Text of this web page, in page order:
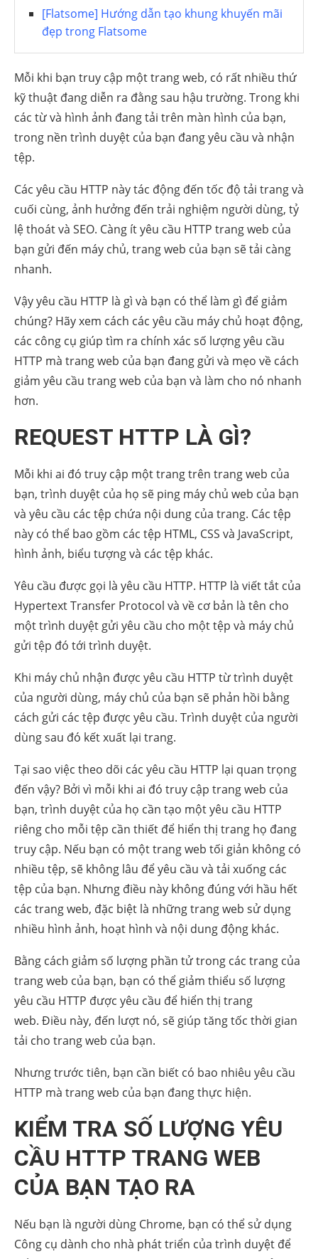
[Flatsome] Hướng dẫn tạo khung khuyến mãi
đẹp trong Flatsome
Mỗi khi bạn truy cập một trang web, có rất nhiều thứ
kỹ thuật đang diễn ra đằng sau hậu trường. Trong khi
các từ và hình ảnh đang tải trên màn hình của bạn,
trong nền trình duyệt của bạn đang yêu cầu và nhận
tệp.
Các yêu cầu HTTP này tác động đến tốc độ tải trang và
cuối cùng, ảnh hưởng đến trải nghiệm người dùng, tỷ
lệ thoát và SEO. Càng ít yêu cầu HTTP trang web của
bạn gửi đến máy chủ, trang web của bạn sẽ tải càng
nhanh.
Vậy yêu cầu HTTP là gì và bạn có thể làm gì để giảm
chúng? Hãy xem cách các yêu cầu máy chủ hoạt động,
các công cụ giúp tìm ra chính xác số lượng yêu cầu
HTTP mà trang web của bạn đang gửi và mẹo về cách
giảm yêu cầu trang web của bạn và làm cho nó nhanh
hơn.
REQUEST HTTP LÀ GÌ?
Mỗi khi ai đó truy cập một trang trên trang web của
bạn, trình duyệt của họ sẽ ping máy chủ web của bạn
và yêu cầu các tệp chứa nội dung của trang. Các tệp
này có thể bao gồm các tệp HTML, CSS và JavaScript,
hình ảnh, biểu tượng và các tệp khác.
Yêu cầu được gọi là yêu cầu HTTP. HTTP là viết tắt của
Hypertext Transfer Protocol và về cơ bản là tên cho
một trình duyệt gửi yêu cầu cho một tệp và máy chủ
gửi tệp đó tới trình duyệt.
Khi máy chủ nhận được yêu cầu HTTP từ trình duyệt
của người dùng, máy chủ của bạn sẽ phản hồi bằng
cách gửi các tệp được yêu cầu. Trình duyệt của người
dùng sau đó kết xuất lại trang.
Tại sao việc theo dõi các yêu cầu HTTP lại quan trọng
đến vậy? Bởi vì mỗi khi ai đó truy cập trang web của
bạn, trình duyệt của họ cần tạo một yêu cầu HTTP
riêng cho mỗi tệp cần thiết để hiển thị trang họ đang
truy cập. Nếu bạn có một trang web tối giản không có
nhiều tệp, sẽ không lâu để yêu cầu và tải xuống các
tệp của bạn. Nhưng điều này không đúng với hầu hết
các trang web, đặc biệt là những trang web sử dụng
nhiều hình ảnh, hoạt hình và nội dung động khác.
Bằng cách giảm số lượng phần tử trong các trang của
trang web của bạn, bạn có thể giảm thiểu số lượng
yêu cầu HTTP được yêu cầu để hiển thị trang
web. Điều này, đến lượt nó, sẽ giúp tăng tốc thời gian
tải cho trang web của bạn.
Nhưng trước tiên, bạn cần biết có bao nhiêu yêu cầu
HTTP mà trang web của bạn đang thực hiện.
KIỂM TRA SỐ LƯỢNG YÊU
CẦU HTTP TRANG WEB
CỦA BẠN TẠO RA
Nếu bạn là người dùng Chrome, bạn có thể sử dụng
Công cụ dành cho nhà phát triển của trình duyệt để